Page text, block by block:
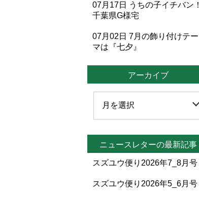
07月17日
うちの子イチバン！
千葉県G様宅
07月02日 7月の飾り付けテー
マは『七夕』
アーカイブ
ニュースレターの最新記事
スズユウ便り2026年7_8月号
スズユウ便り2026年5_6月号